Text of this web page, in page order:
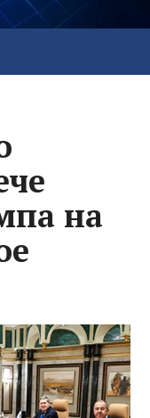
на